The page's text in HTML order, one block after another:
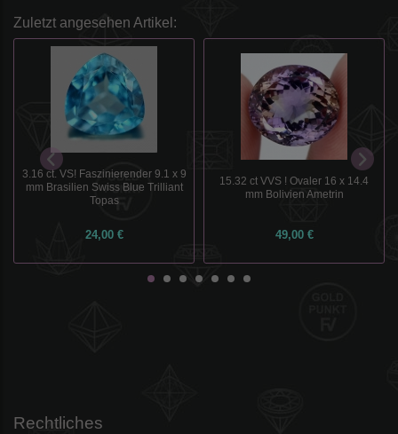
Zuletzt angesehen Artikel:
3.16 ct. VS! Faszinierender 9.1 x 9
mm Brasilien Swiss Blue Trilliant
Topas
24,00 €
15.32 ct VVS ! Ovaler 16 x 14.4
mm Bolivien Ametrin
49,00 €
Rechtliches